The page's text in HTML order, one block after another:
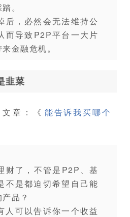
。
后，必然会无法维持公
而导致P2P平台一大片
金融危机。
韭菜
章：《 能告诉我买哪个
财了，不管是P2P、基
不是都迫切希望自己能
品？
人可以告诉你一个收益